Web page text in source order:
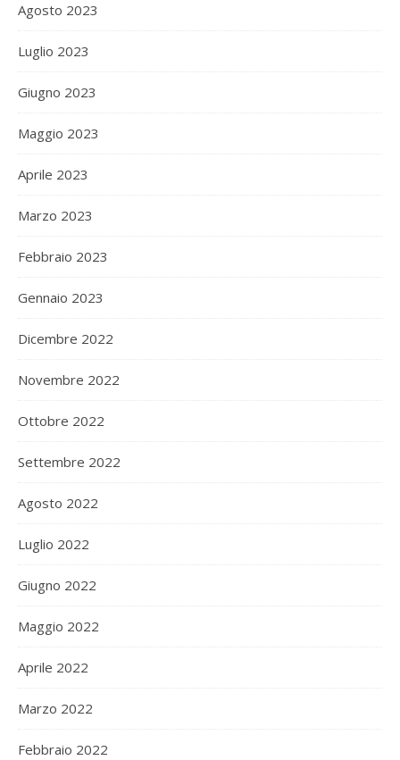
Agosto 2023
Luglio 2023
Giugno 2023
Maggio 2023
Aprile 2023
Marzo 2023
Febbraio 2023
Gennaio 2023
Dicembre 2022
Novembre 2022
Ottobre 2022
Settembre 2022
Agosto 2022
Luglio 2022
Giugno 2022
Maggio 2022
Aprile 2022
Marzo 2022
Febbraio 2022